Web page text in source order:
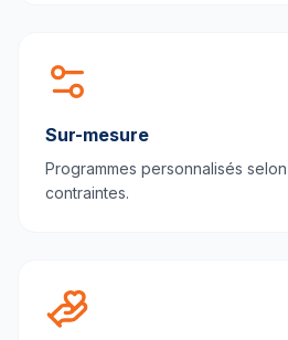
Sur-mesure
Programmes personnalisés
contraintes.